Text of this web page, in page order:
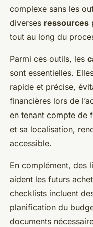
complexe sans les
diverses ressources
tout au long du
Parmi ces outils, les
sont essentielles.
rapide et précise,
financières lors de
en tenant compte de
et sa localisation,
accessible.
En complément, des
aident les futurs
checklists incluent
planification du
documents